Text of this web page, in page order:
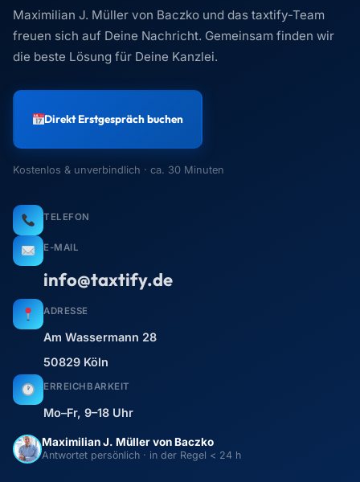
Maximilian J. Müller von Baczko und das taxtify-Team
freuen sich auf Deine Nachricht. Gemeinsam finden wir
die beste Lösung für Deine Kanzlei.
Direkt Erstgespräch buchen
Kostenlos & unverbindlich · ca. 30 Minuten
TELEFON
E-MAIL
info@taxtify.de
ADRESSE
Am Wassermann 28
50829 Köln
ERREICHBARKEIT
Mo–Fr, 9–18 Uhr
Maximilian J. Müller von Baczko
Antwortet persönlich · in der Regel < 24 h